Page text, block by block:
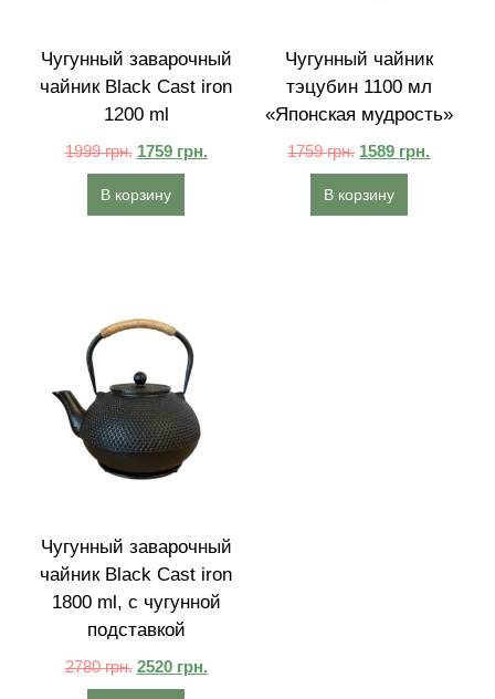
Чугунный заварочный
чайник Black Cast iron
1200 ml
1999грн. 1759 грн.
В корзину
Чугунный чайник
тэцубин 1100 мл
«Японская мудрость»
1759грн. 1589 грн.
В корзину
Чугунный заварочный
чайник Black Cast iron
1800 ml, с чугунной
подставкой
2780грн. 2520 грн.